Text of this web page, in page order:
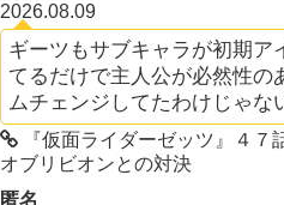
2026.08.09
ギーツもサブキャラが初期ア
てるだけで主人公が必然性の
ムチェンジしてたわけじゃな
『仮面ライダーゼッツ』４７
オブリビオンとの対決
匿名